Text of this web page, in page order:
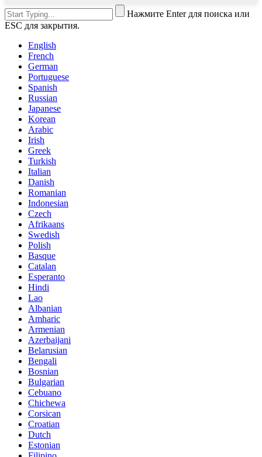
Нажмите Enter для поиска или
ESC для закрытия.
English
French
German
Portuguese
Spanish
Russian
Japanese
Korean
Arabic
Irish
Greek
Turkish
Italian
Danish
Romanian
Indonesian
Czech
Afrikaans
Swedish
Polish
Basque
Catalan
Esperanto
Hindi
Lao
Albanian
Amharic
Armenian
Azerbaijani
Belarusian
Bengali
Bosnian
Bulgarian
Cebuano
Chichewa
Corsican
Croatian
Dutch
Estonian